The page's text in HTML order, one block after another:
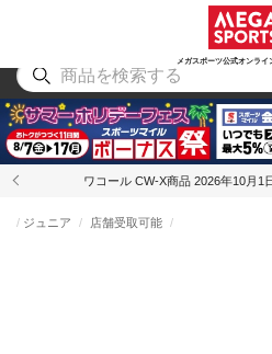
メガスポーツ公式オンライ
アウトドア
ワコール CW-X商品 2026年10月1
ジュニア 店舗受取可能